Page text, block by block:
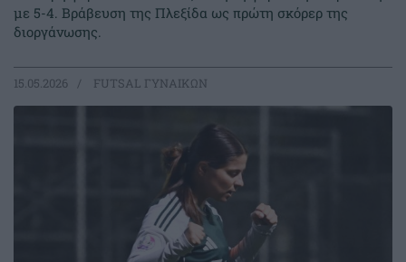
με 5-4. Βράβευση της Πλεξίδα ως πρώτη σκόρερ της
διοργάνωσης.
15.05.2026 FUTSAL ΓΥΝΑΙΚΩΝ